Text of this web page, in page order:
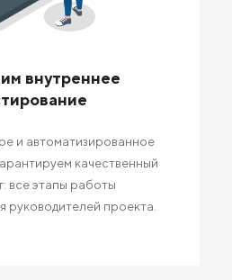
внутреннее
и автоматизированное
качественный
все этапы работы
руководителей проекта.